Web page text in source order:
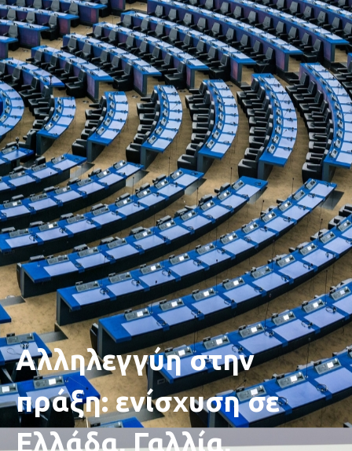
Αλληλεγγύη στην
πράξη: ενίσχυση σε
Ελλάδα, Γαλλία,